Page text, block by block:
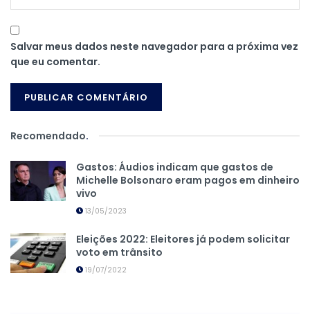
Salvar meus dados neste navegador para a próxima vez
que eu comentar.
Recomendado.
Gastos: Áudios indicam que gastos de
Michelle Bolsonaro eram pagos em dinheiro
vivo
13/05/2023
Eleições 2022: Eleitores já podem solicitar
voto em trânsito
19/07/2022